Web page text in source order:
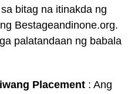
bitag na itinakda ng
Bestageandinone.org.
palatandaan ng babala
Placement : Ang